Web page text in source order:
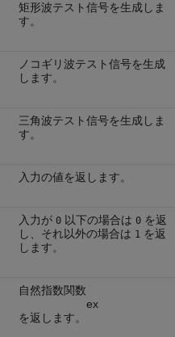
矩形波テスト信号を生成しま
す。
ノコギリ波テスト信号を生成
します。
三角波テスト信号を生成しま
す。
入力の値を返します。
入力が 0以下の場合は 0を返
し、それ以外の場合は 1 を返
します。
自然指数関数
ex
を返します。